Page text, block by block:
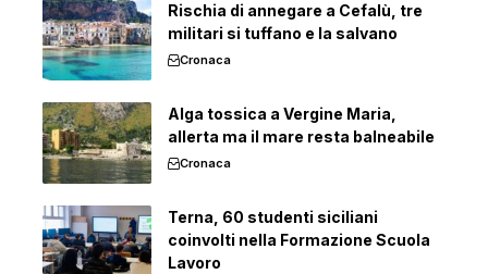
Rischia di annegare a Cefalù, tre
militari si tuffano e la salvano
Cronaca
Alga tossica a Vergine Maria,
allerta ma il mare resta balneabile
Cronaca
Terna, 60 studenti siciliani
coinvolti nella Formazione Scuola
Lavoro